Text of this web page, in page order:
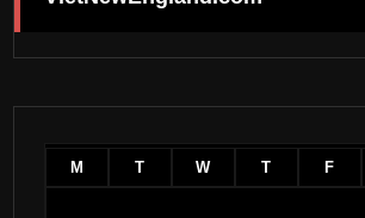
M T W T F